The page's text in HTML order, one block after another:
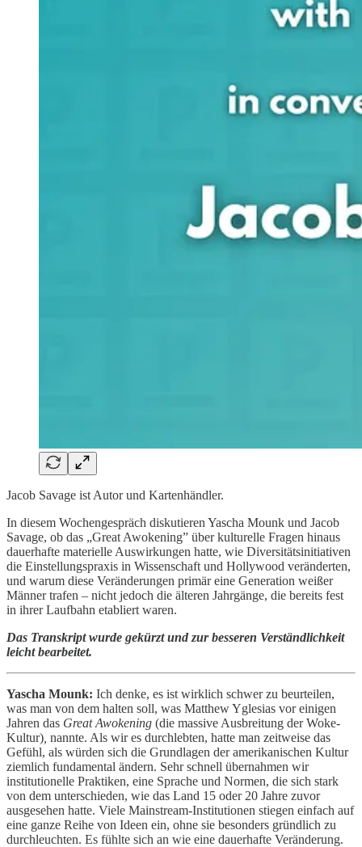
Jacob Savage ist Autor und Kartenhändler.
In diesem Wochengespräch diskutieren Yascha Mounk und Jacob
Savage, ob das „Great Awokening” über kulturelle Fragen hinaus
dauerhafte materielle Auswirkungen hatte, wie Diversitätsinitiativen
die Einstellungspraxis in Wissenschaft und Hollywood veränderten,
und warum diese Veränderungen primär eine Generation weißer
Männer trafen – nicht jedoch die älteren Jahrgänge, die bereits fest
in ihrer Laufbahn etabliert waren.
Das Transkript wurde gekürzt und zur besseren Verständlichkeit
leicht bearbeitet.
Yascha Mounk: Ich denke, es ist wirklich schwer zu beurteilen,
was man von dem halten soll, was Matthew Yglesias vor einigen
Jahren das Great Awokening (die massive Ausbreitung der Woke-
Kultur) nannte. Als wir es durchlebten, hatte man zeitweise das
Gefühl, als würden sich die Grundlagen der amerikanischen Kultur
ziemlich fundamental ändern. Sehr schnell übernahmen wir
institutionelle Praktiken, eine Sprache und Normen, die sich stark
von dem unterschieden, wie das Land 15 oder 20 Jahre zuvor
ausgesehen hatte. Viele Mainstream-Institutionen stiegen einfach auf
eine ganze Reihe von Ideen ein, ohne sie besonders gründlich zu
durchleuchten. Es fühlte sich an wie eine dauerhafte Veränderung.